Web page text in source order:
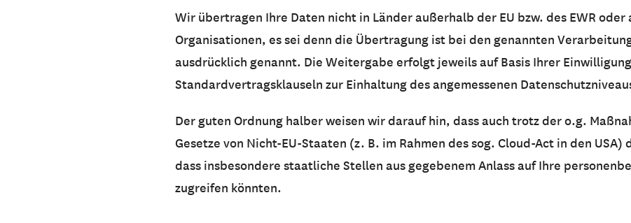
Wir übertragen Ihre Daten nicht in Länder außerhalb der EU bzw. des EWR
Organisationen, es sei denn die Übertragung ist bei den genannten
ausdrücklich genannt. Die Weitergabe erfolgt jeweils auf Basis Ihrer
Standardvertragsklauseln zur Einhaltung des angemessenen
Der guten Ordnung halber weisen wir darauf hin, dass auch trotz der o.g.
Gesetze von Nicht-EU-Staaten (z. B. im Rahmen des sog. Cloud-Act in den
dass insbesondere staatliche Stellen aus gegebenem Anlass auf Ihre
zugreifen könnten.